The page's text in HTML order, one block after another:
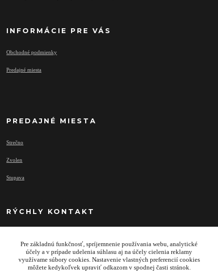
INFORMÁCIE PRE VÁS
Obchodné podmienky
Predajné miesta
PREDAJNÉ MIESTA
Strečno
Zvolen
Stupava
RÝCHLY KONTAKT
info@najprivesy.sk
Pre základnú funkčnosť, spríjemnenie používania webu, analytické
účely a v prípade udelenia súhlasu aj na účely cielenia reklamy
využívame súbory cookies. Nastavenie vlastných preferencií cookies
môžete kedykoľvek upraviť odkazom v spodnej časti stránok.